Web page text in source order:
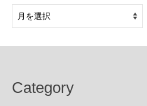
Archive
Category